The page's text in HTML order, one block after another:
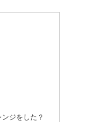
ジをした？